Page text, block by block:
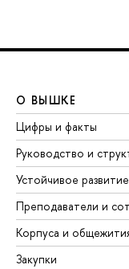
О ВЫШКЕ
Цифры и факты
Руководство и
Устойчивое
Преподаватели и
Корпуса и
Закупки